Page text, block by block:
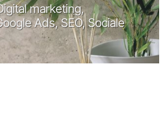
marketing,
Ads, SEO, Sociale